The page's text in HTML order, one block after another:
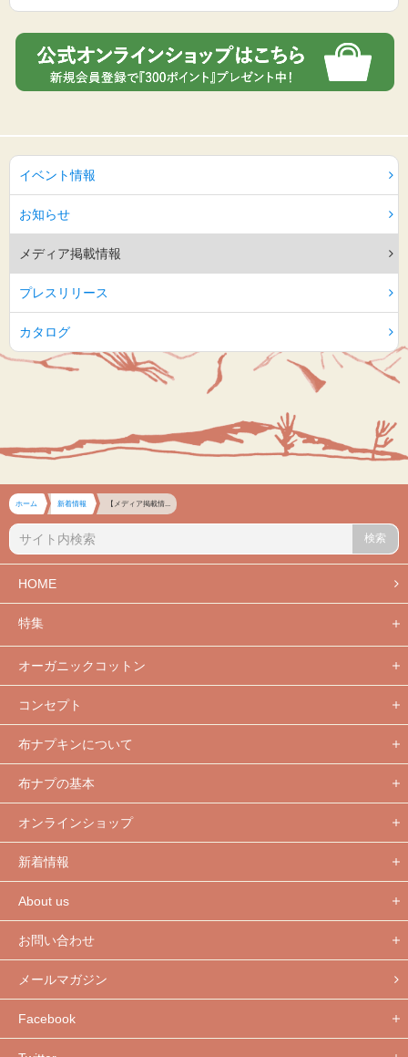
イベント情報
お知らせ
メディア掲載情報
プレスリリース
カタログ
ホーム 新着情報 【メディア掲載情...
検索
HOME
特集
オーガニックコットン
コンセプト
布ナプキンについて
布ナプの基本
オンラインショップ
新着情報
About us
お問い合わせ
メールマガジン
Facebook